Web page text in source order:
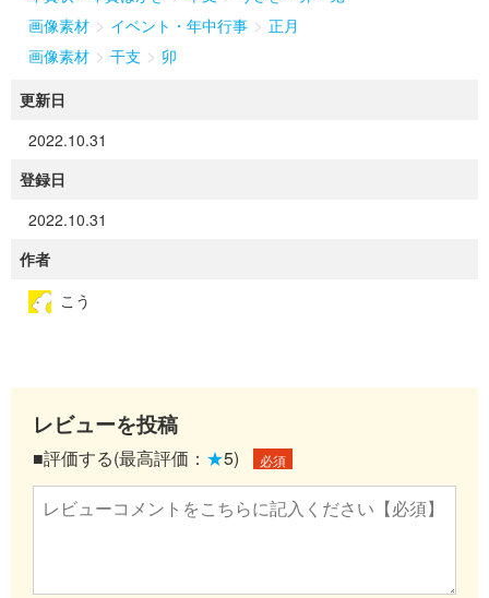
画像素材 > イベント・年中行事 > 正月
画像素材 > 干支 > 卯
更新日
2022.10.31
登録日
2022.10.31
作者
こう
レビューを投稿
■評価する(最高評価： ★5) 必須